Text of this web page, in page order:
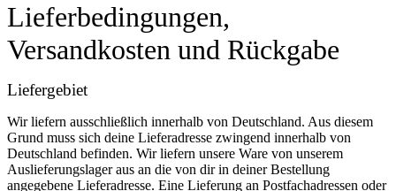
Lieferbedingungen,
Versandkosten und Rückgabe
Liefergebiet
Wir liefern ausschließlich innerhalb von Deutschland. Aus diesem
Grund muss sich deine Lieferadresse zwingend innerhalb von
Deutschland befinden. Wir liefern unsere Ware von unserem
Auslieferungslager aus an die von dir in deiner Bestellung
angegebene Lieferadresse. Eine Lieferung an Postfachadressen oder